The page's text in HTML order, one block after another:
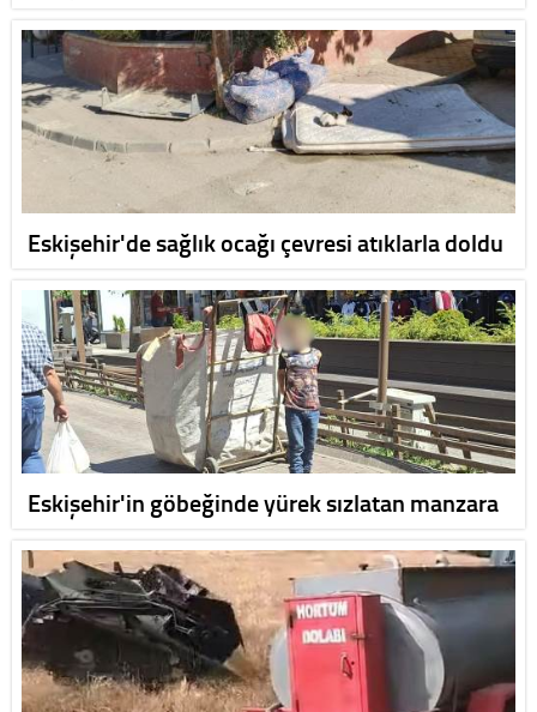
Eskişehir'de sağlık ocağı çevresi atıklarla doldu
Eskişehir'in göbeğinde yürek sızlatan manzara